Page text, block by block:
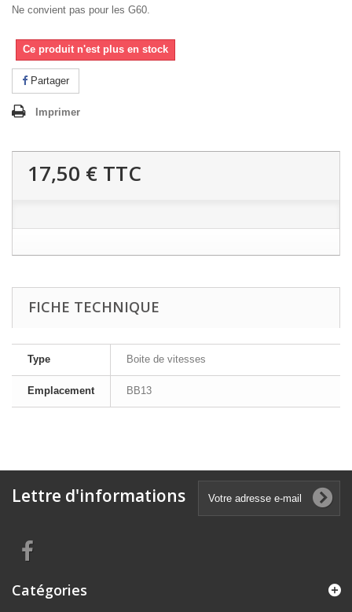
Ne convient pas pour les G60.
Ce produit n'est plus en stock
Partager
Imprimer
17,50 € TTC
FICHE TECHNIQUE
Type Boite de vitesses
Emplacement BB13
Lettre d'informations
Catégories